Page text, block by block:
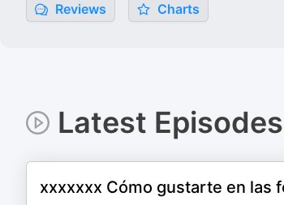
Reviews Charts
Latest Episodes
xxxxxxx Cómo gustarte en las